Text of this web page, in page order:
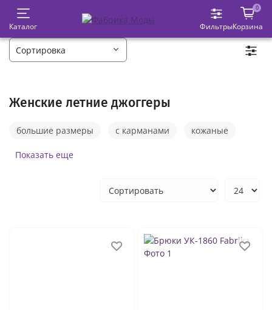
Каталог Фильтры
0
Корзина
Женские летние джоггеры
большие размеры с карманами
кожаные
спортивные
Показать еще